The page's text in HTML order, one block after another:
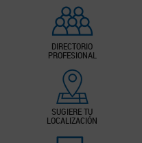
DIRECTORIO
PROFESIONAL
SUGIERE TU
LOCALIZACIÓN